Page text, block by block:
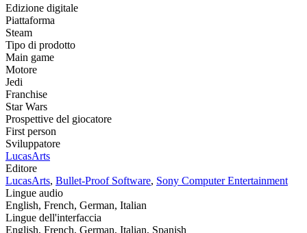
Edizione digitale
Piattaforma
Steam
Tipo di prodotto
Main game
Motore
Jedi
Franchise
Star Wars
Prospettive del giocatore
First person
Sviluppatore
LucasArts
Editore
LucasArts, Bullet-Proof Software, Sony Computer Entertainment
Lingue audio
English, French, German, Italian
Lingue dell'interfaccia
English, French, German, Italian, Spanish